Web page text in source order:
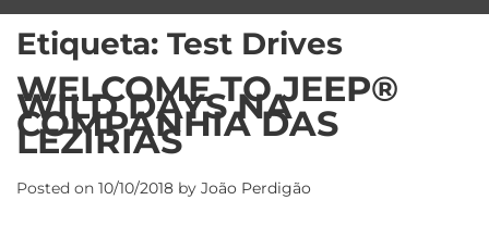
Etiqueta: Test Drives
WELCOME TO JEEP®
WILD DAYS NA
COMPANHIA DAS
LEZÍRIAS
Posted on 10/10/2018 by João Perdigão